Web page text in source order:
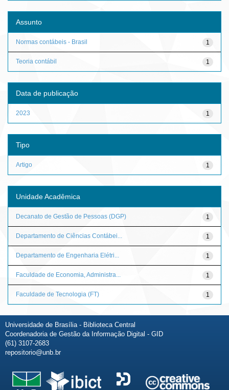
Assunto
1
Normas contábeis - Brasil
1
Teoria contábil
Data de publicação
1
2023
Tipo
1
Artigo
Unidade Acadêmica
1
Decanato de Gestão de Pessoas (DGP)
1
Departamento de Ciências Contábei...
1
Departamento de Engenharia Elétri...
1
Faculdade de Economia, Administra...
1
Faculdade de Tecnologia (FT)
Universidade de Brasília - Biblioteca Central
Coordenadoria de Gestão da Informação Digital - GID
(61) 3107-2683
repositorio@unb.br